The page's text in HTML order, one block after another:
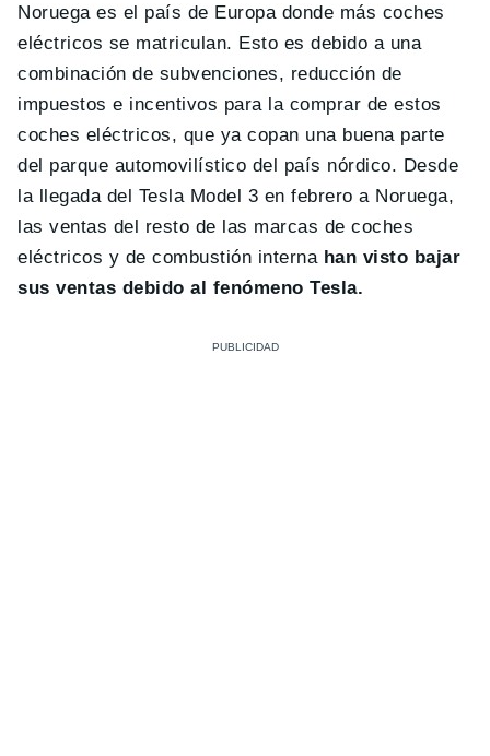
Noruega es el país de Europa donde más coches
eléctricos se matriculan. Esto es debido a una
combinación de subvenciones, reducción de
impuestos e incentivos para la comprar de estos
coches eléctricos, que ya copan una buena parte
del parque automovilístico del país nórdico. Desde
la llegada del Tesla Model 3 en febrero a Noruega,
las ventas del resto de las marcas de coches
eléctricos y de combustión interna han visto bajar
sus ventas debido al fenómeno Tesla.